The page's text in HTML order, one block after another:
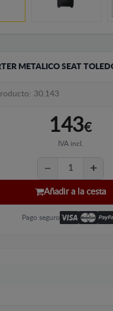
METALICO SEAT
30.143
143€
IVA incl.
Añadir a la cesta
Pago seguro